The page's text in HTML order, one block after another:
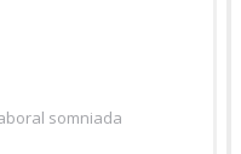
somniada